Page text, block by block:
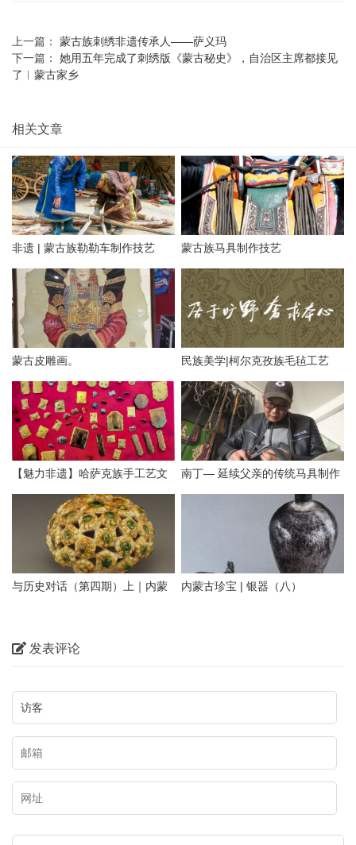
上一篇： 蒙古族刺绣非遗传承人——萨义玛
下一篇： 她用五年完成了刺绣版《蒙古秘史》，自治区主席都接见
了︱蒙古家乡
相关文章
非遗 | 蒙古族勒勒车制作技艺 蒙古族马具制作技艺
蒙古皮雕画。 民族美学|柯尔克孜族毛毡工艺
【魅力非遗】哈萨克族手工艺文
南丁— 延续父亲的传统马具制作
与历史对话（第四期）上｜内蒙
内蒙古珍宝 | 银器（八）
发表评论